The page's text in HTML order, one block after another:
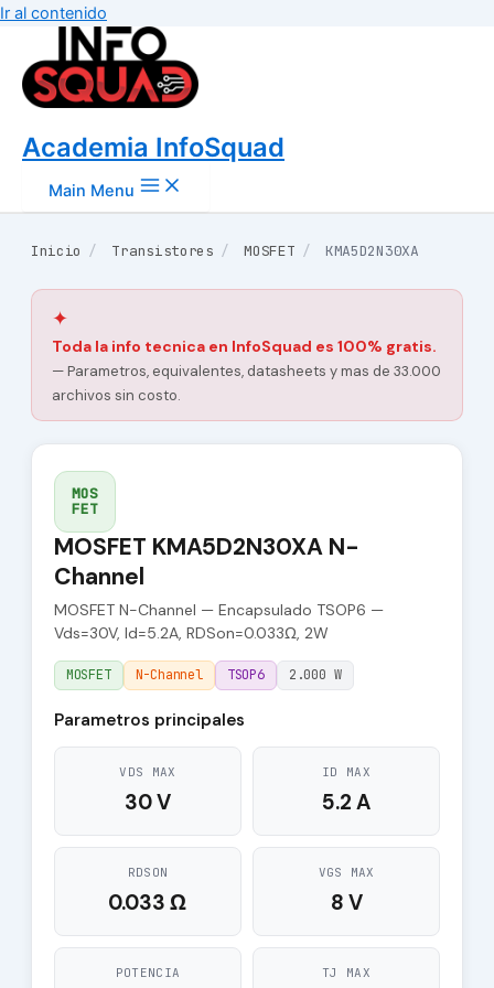
Ir al contenido
Academia InfoSquad
Main Menu
Inicio / Transistores / MOSFET / KMA5D2N30XA
✦
Toda la info tecnica en InfoSquad es 100% gratis.
— Parametros, equivalentes, datasheets y mas de 33.000
archivos sin costo.
MOS
FET
MOSFET KMA5D2N30XA N-
Channel
MOSFET N-Channel — Encapsulado TSOP6 —
Vds=30V, Id=5.2A, RDSon=0.033Ω, 2W
MOSFET N-Channel TSOP6 2.000 W
Parametros principales
VDS MAX
30 V
ID MAX
5.2 A
RDSON
0.033 Ω
VGS MAX
8 V
POTENCIA TJ MAX